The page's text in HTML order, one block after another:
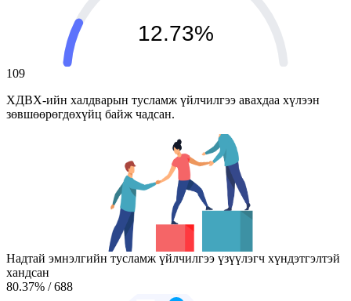
12.73%
109
ХДВХ-ийн халдварын тусламж үйлчилгээ авахдаа хүлээн
зөвшөөрөгдөхүйц байж чадсан.
Надтай эмнэлгийн тусламж үйлчилгээ үзүүлэгч хүндэтгэлтэй
хандсан
80.37% /688